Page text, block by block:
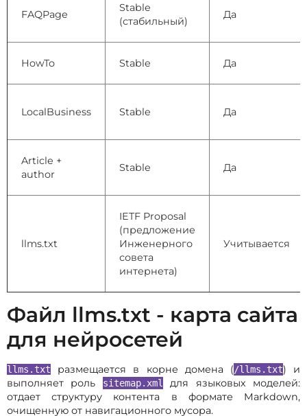
FAQPage
Stable
(стабильный)
Да
HowTo Stable Да
LocalBusiness Stable Да
Article +
author
Stable Да
llms.txt
IETF Proposal
(предложение
Инженерного
совета
интернета)
Учитывается
Файл llms.txt - карта сайта
для нейросетей
llms.txt размещается в корне домена (/llms.txt) и
выполняет роль
sitemap.xml
для языковых моделей:
отдает структуру контента в формате Markdown,
очищенную от навигационного мусора.